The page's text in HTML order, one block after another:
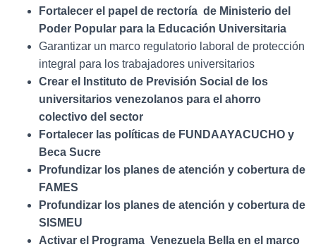
Fortalecer el papel de rectoría de Ministerio del
Poder Popular para la Educación Universitaria
Garantizar un marco regulatorio laboral de protección
integral para los trabajadores universitarios
Crear el Instituto de Previsión Social de los
universitarios venezolanos para el ahorro
colectivo del sector
Fortalecer las políticas de FUNDAAYACUCHO y
Beca Sucre
Profundizar los planes de atención y cobertura de
FAMES
Profundizar los planes de atención y cobertura de
SISMEU
Activar el Programa Venezuela Bella en el marco